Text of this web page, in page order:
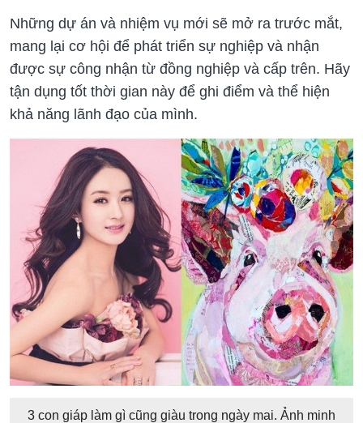
Những dự án và nhiệm vụ mới sẽ mở ra trước mắt,
mang lại cơ hội để phát triển sự nghiệp và nhận
được sự công nhận từ đồng nghiệp và cấp trên. Hãy
tận dụng tốt thời gian này để ghi điểm và thể hiện
khả năng lãnh đạo của mình.
3 con giáp làm gì cũng giàu trong ngày mai. Ảnh minh